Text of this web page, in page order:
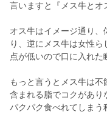
言いますと『メス牛とオ
オス牛はイメージ通り
り、逆にメス牛は女性
点が低いので口に入れた
もっと言うとメス牛は不
含まれる脂でコクがあり
パクパク食べれてしまう